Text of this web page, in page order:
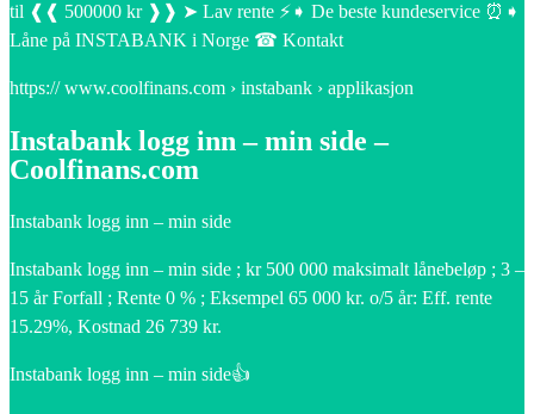
til ❰❰ 500000 kr ❱❱ ➤ Lav rente ⚡➧ De beste kundeservice ⏰➧
Låne på INSTABANK i Norge ☎ Kontakt
https:// www.coolfinans.com › instabank › applikasjon
Instabank logg inn – min side –
Coolfinans.com
Instabank logg inn – min side
Instabank logg inn – min side ; kr 500 000 maksimalt lånebeløp ; 3 –
15 år Forfall ; Rente 0 % ; Eksempel 65 000 kr. o/5 år: Eff. rente
15.29%, Kostnad 26 739 kr.
Instabank logg inn – min side👍